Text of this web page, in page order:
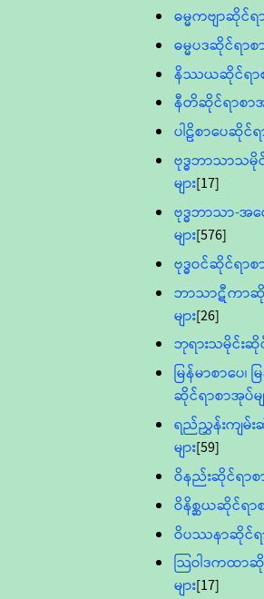
ဓမ္မကဗျာဆိုင်ရ
ဓမ္မပဒဆိုင်ရာစ
နိဿယဆိုင်ရာစ
နီတိဆိုင်ရာစာအု
ပါဠိစာပေဆိုင်ရ
ဗုဒ္ဓဘာသာသမို
များ[17]
ဗုဒ္ဓဘာသာ-
များ[576]
ဗုဒ္ဓဝင်ဆိုင်ရာစ
ဘာသာဋီကာဆို
များ[26]
ဘုရားသမိုင်းဆို
မြန်မာစာပေ၊
ဆိုင်ရာစာအုပ်မျ
ရည်ညွှန်းကျမ်
များ[59]
ဝိနည်းဆိုင်ရာစ
ဝိနိစ္ဆယဆိုင်ရာ
ဝိပဿနာဆိုင်ရာ
သြဝါဒကထာ
များ[17]